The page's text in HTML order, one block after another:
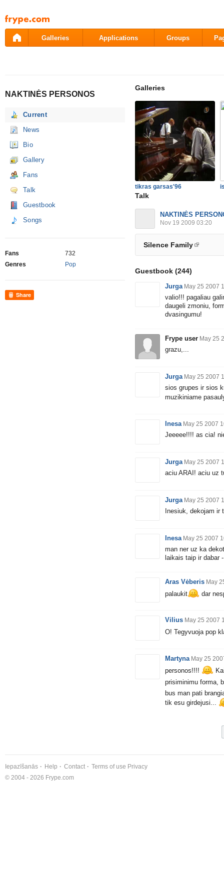
Pāriet
uz
saturu
Galleries Applications Groups
NAKTINĖS PERSONOS
Current
News
Bio
Gallery
Fans
Talk
Guestbook
Songs
Fans
732
Genres
Pop
Share
Galleries
tikras garsas'96
Talk
NAKTINĖS
Nov 19 2009 03:20
Silence Family
Guestbook (244)
Jurga May 25 2007
valio!!! pagaliau
daugeli zmoniu,
dvasingumu!
Frype user May 25
grazu,...
Jurga May 25 2007
sios grupes ir sios
muzikiniame
Inesa May 25 2007
Jeeeee!!!! as cia!
Jurga May 25 2007
aciu ARAI! aciu uz
Jurga May 25 2007
Inesiuk, dekojam ir
Inesa May 25 2007
man ner uz ka
laikais taip ir dabar
Aras Vėberis May
palaukit dar
Vilius May 25 2007
O! Tegyvuoja pop
Martyna May 25
personos!!!!
prisiminimu forma,
bus man pati
tik esu girdejusi...
Iepazīšanās Help Contact Terms of use Privacy
© 2004 - 2026 Frype.com